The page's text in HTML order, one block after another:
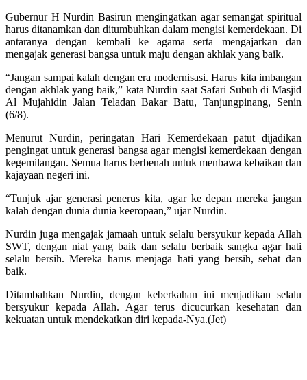
Gubernur H Nurdin Basirun mengingatkan agar semangat spiritual
harus ditanamkan dan ditumbuhkan dalam mengisi kemerdekaan. Di
antaranya dengan kembali ke agama serta mengajarkan dan
mengajak generasi bangsa untuk maju dengan akhlak yang baik.
“Jangan sampai kalah dengan era modernisasi. Harus kita imbangan
dengan akhlak yang baik,” kata Nurdin saat Safari Subuh di Masjid
Al Mujahidin Jalan Teladan Bakar Batu, Tanjungpinang, Senin
(6/8).
Menurut Nurdin, peringatan Hari Kemerdekaan patut dijadikan
pengingat untuk generasi bangsa agar mengisi kemerdekaan dengan
kegemilangan. Semua harus berbenah untuk menbawa kebaikan dan
kajayaan negeri ini.
“Tunjuk ajar generasi penerus kita, agar ke depan mereka jangan
kalah dengan dunia dunia keeropaan,” ujar Nurdin.
Nurdin juga mengajak jamaah untuk selalu bersyukur kepada Allah
SWT, dengan niat yang baik dan selalu berbaik sangka agar hati
selalu bersih. Mereka harus menjaga hati yang bersih, sehat dan
baik.
Ditambahkan Nurdin, dengan keberkahan ini menjadikan selalu
bersyukur kepada Allah. Agar terus dicucurkan kesehatan dan
kekuatan untuk mendekatkan diri kepada-Nya.(Jet)